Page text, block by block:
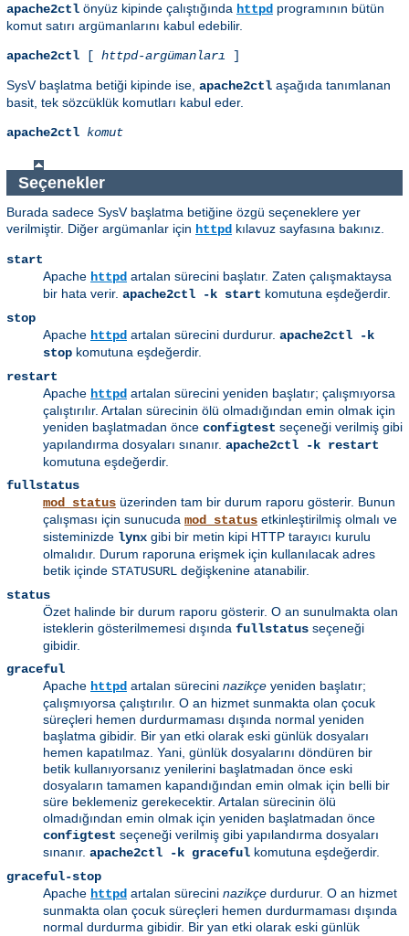
apache2ctl önyüz kipinde çalıştığında httpd programının bütün
komut satırı argümanlarını kabul edebilir.
apache2ctl [ httpd-argümanları ]
SysV başlatma betiği kipinde ise, apache2ctl aşağıda tanımlanan
basit, tek sözcüklük komutları kabul eder.
apache2ctl komut
Seçenekler
Burada sadece SysV başlatma betiğine özgü seçeneklere yer
verilmiştir. Diğer argümanlar için httpd kılavuz sayfasına bakınız.
start
Apache httpd artalan sürecini başlatır. Zaten çalışmaktaysa
bir hata verir. apache2ctl -k start komutuna eşdeğerdir.
stop
Apache httpd artalan sürecini durdurur. apache2ctl -k
stop komutuna eşdeğerdir.
restart
Apache httpd artalan sürecini yeniden başlatır; çalışmıyorsa
çalıştırılır. Artalan sürecinin ölü olmadığından emin olmak için
yeniden başlatmadan önce configtest seçeneği verilmiş gibi
yapılandırma dosyaları sınanır. apache2ctl -k restart
komutuna eşdeğerdir.
fullstatus
mod_status üzerinden tam bir durum raporu gösterir. Bunun
çalışması için sunucuda mod_status etkinleştirilmiş olmalı ve
sisteminizde lynx gibi bir metin kipi HTTP tarayıcı kurulu
olmalıdır. Durum raporuna erişmek için kullanılacak adres
betik içinde STATUSURL değişkenine atanabilir.
status
Özet halinde bir durum raporu gösterir. O an sunulmakta olan
isteklerin gösterilmemesi dışında fullstatus seçeneği
gibidir.
graceful
Apache httpd artalan sürecini nazikçe yeniden başlatır;
çalışmıyorsa çalıştırılır. O an hizmet sunmakta olan çocuk
süreçleri hemen durdurmaması dışında normal yeniden
başlatma gibidir. Bir yan etki olarak eski günlük dosyaları
hemen kapatılmaz. Yani, günlük dosyalarını döndüren bir
betik kullanıyorsanız yenilerini başlatmadan önce eski
dosyaların tamamen kapandığından emin olmak için belli bir
süre beklemeniz gerekecektir. Artalan sürecinin ölü
olmadığından emin olmak için yeniden başlatmadan önce
configtest seçeneği verilmiş gibi yapılandırma dosyaları
sınanır. apache2ctl -k graceful komutuna eşdeğerdir.
graceful-stop
Apache httpd artalan sürecini nazikçe durdurur. O an hizmet
sunmakta olan çocuk süreçleri hemen durdurmaması dışında
normal durdurma gibidir. Bir yan etki olarak eski günlük